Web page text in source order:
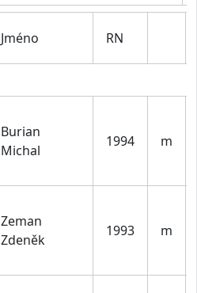
Jméno RN
Burian
Michal
1994 m
Zeman
Zdeněk
1993 m